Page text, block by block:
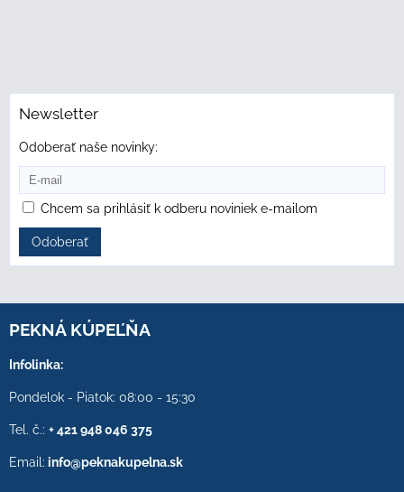
Newsletter
Odoberať naše novinky:
Chcem sa prihlásiť k odberu noviniek e-mailom
Odoberať
PEKNÁ KÚPEĽŇA
Infolinka:
Pondelok - Piatok: 08:00 - 15:30
Tel. č.: + 421 948 046 375
Email: info@peknakupelna.sk